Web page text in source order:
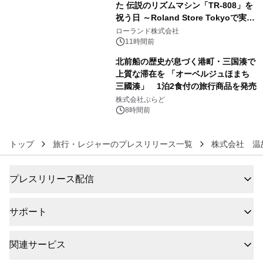
た 伝説のリズムマシン「TR-808」を
祝う日 ～Roland Store Tokyoで実機
を展示しての 記念キャンペーンを開
催 英国ラジオ「NTS」の 特別プログ
アーティストを フィーチャーしたアニ
メーションを公開～
ローランド株式会社
11時間前
北前船の歴史が息づく港町・三国湊で
上質な滞在を 「オーベルジュほまち
三國湊」 1泊2食付の旅行商品を発売
株式会社ぷらど
8時間前
トップ 旅行・レジャーのプレスリリース一覧 株式会社 温
プレスリリース配信
サポート
関連サービス